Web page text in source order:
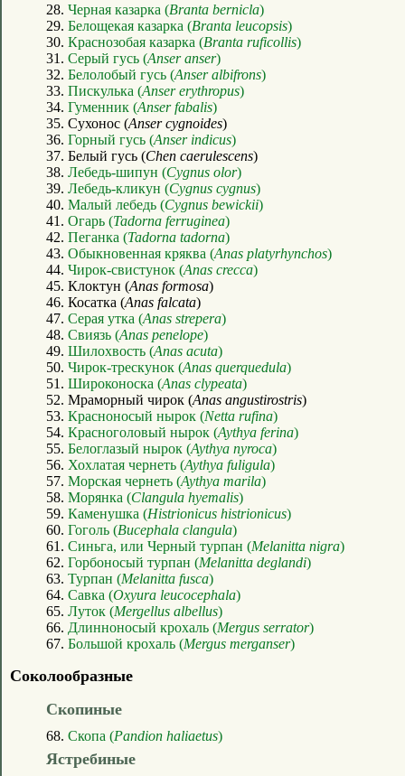
28. Черная казарка (Branta bernicla)
29. Белощекая казарка (Branta leucopsis)
30. Краснозобая казарка (Branta ruficollis)
31. Серый гусь (Anser anser)
32. Белолобый гусь (Anser albifrons)
33. Пискулька (Anser erythropus)
34. Гуменник (Anser fabalis)
35. Сухонос (Anser cygnoides)
36. Горный гусь (Anser indicus)
37. Белый гусь (Chen caerulescens)
38. Лебедь-шипун (Cygnus olor)
39. Лебедь-кликун (Cygnus cygnus)
40. Малый лебедь (Cygnus bewickii)
41. Огарь (Tadorna ferruginea)
42. Пеганка (Tadorna tadorna)
43. Обыкновенная кряква (Anas platyrhynchos)
44. Чирок-свистунок (Anas crecca)
45. Клоктун (Anas formosa)
46. Косатка (Anas falcata)
47. Серая утка (Anas strepera)
48. Свиязь (Anas penelope)
49. Шилохвость (Anas acuta)
50. Чирок-трескунок (Anas querquedula)
51. Широконоска (Anas clypeata)
52. Мраморный чирок (Anas angustirostris)
53. Красноносый нырок (Netta rufina)
54. Красноголовый нырок (Aythya ferina)
55. Белоглазый нырок (Aythya nyroca)
56. Хохлатая чернеть (Aythya fuligula)
57. Морская чернеть (Aythya marila)
58. Морянка (Clangula hyemalis)
59. Каменушка (Histrionicus histrionicus)
60. Гоголь (Bucephala clangula)
61. Синьга, или Черный турпан (Melanitta nigra)
62. Горбоносый турпан (Melanitta deglandi)
63. Турпан (Melanitta fusca)
64. Савка (Oxyura leucocephala)
65. Луток (Mergellus albellus)
66. Длинноносый крохаль (Mergus serrator)
67. Большой крохаль (Mergus merganser)
Соколообразные
Скопиные
68. Скопа (Pandion haliaetus)
Ястребиные